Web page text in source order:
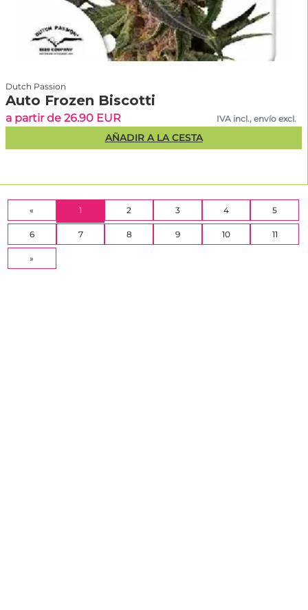
Dutch Passion
Auto Frozen Biscotti
a partir de 26.90 EUR IVA incl., envío excl.
AÑADIR A LA CESTA
« 1 (CURRENT)2 3 4 5
6 7 8 9 10 11
»